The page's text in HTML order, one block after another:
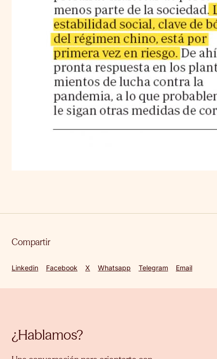
Compartir
Linkedin Facebook X Whatsapp Telegram Email
¿Hablamos?